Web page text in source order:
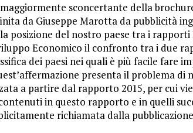
sconcertante della
da Giuseppe Marotta da pubblicità
posizione del nostro paese tra i rapporti
Economico il confronto tra i due
dei paesi nei quali è più facile fare
presenta il problema
a partire dal rapporto 2015, per cui
in questo rapporto e in quelli
richiamata dalla